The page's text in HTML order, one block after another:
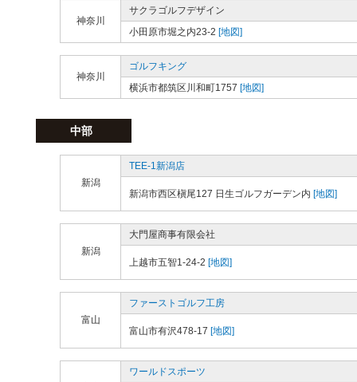
神奈川
サクラゴルフデザイン
小田原市堀之内23-2 [地図]
神奈川
ゴルフキング
横浜市都筑区川和町1757 [地図]
中部
新潟
TEE-1新潟店
新潟市西区槇尾127 日生ゴルフガーデン内 [地図]
新潟
大門屋商事有限会社
上越市五智1-24-2 [地図]
富山
ファーストゴルフ工房
富山市有沢478-17 [地図]
ワールドスポーツ